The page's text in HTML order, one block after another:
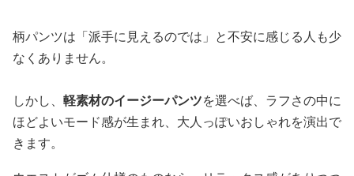
柄パンツは「派手に見えるのでは」と不安に感じる人も少
なくありません。
しかし、 軽素材のイージーパンツを選べば、ラフさの中に
ほどよいモード感が生まれ、大人っぽいおしゃれを演出で
きます。